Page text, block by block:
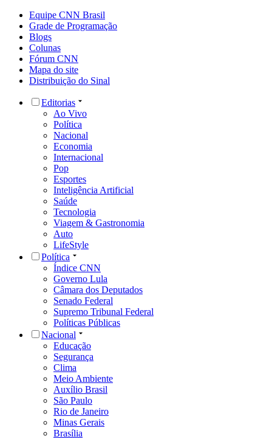
Equipe CNN Brasil
Grade de Programação
Blogs
Colunas
Fórum CNN
Mapa do site
Distribuição do Sinal
Editorias
Ao Vivo
Política
Nacional
Economia
Internacional
Pop
Esportes
Inteligência Artificial
Saúde
Tecnologia
Viagem & Gastronomia
Auto
LifeStyle
Política
Índice CNN
Governo Lula
Câmara dos Deputados
Senado Federal
Supremo Tribunal Federal
Políticas Públicas
Nacional
Educação
Segurança
Clima
Meio Ambiente
Auxílio Brasil
São Paulo
Rio de Janeiro
Minas Gerais
Brasília